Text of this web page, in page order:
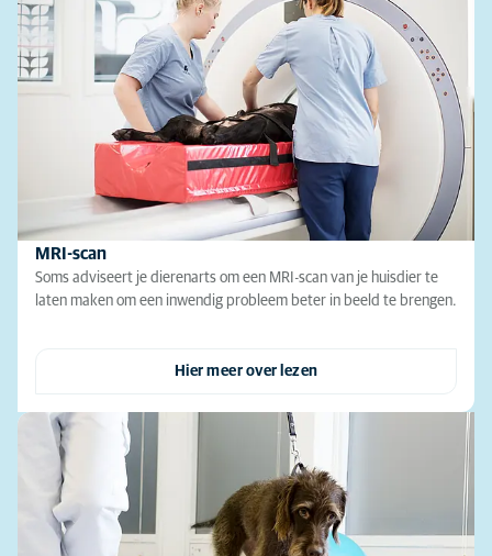
MRI-scan
Soms adviseert je dierenarts om een MRI-scan van je huisdier te
laten maken om een inwendig probleem beter in beeld te brengen.
Hier meer over lezen